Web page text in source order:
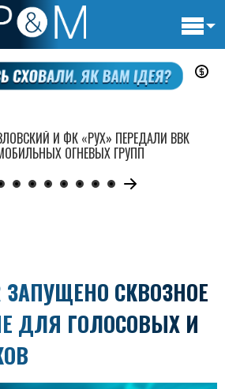
ЗАПУЩЕНО СКВОЗНОЕ
ДЛЯ ГОЛОСОВЫХ И
И ФК «РУХ» ПЕРЕДАЛИ ВВК
ОГНЕВЫХ ГРУПП